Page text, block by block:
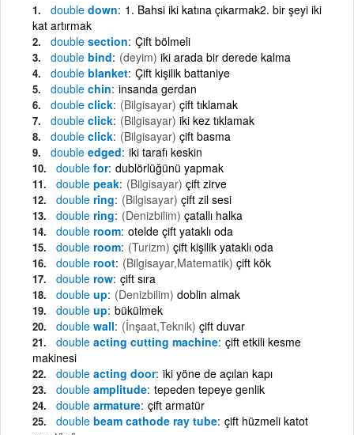
double down 1. Bahsi iki katına çıkarmak2. bir şeyi iki
kat artırmak
double section Çift bölmeli
double bind (deyim) iki arada bir derede kalma
double blanket Çift kişilik battaniye
double chin insanda gerdan
double click (Bilgisayar) çift tıklamak
double click (Bilgisayar) iki kez tıklamak
double click (Bilgisayar) çift basma
double edged iki tarafı keskin
double for dublörlüğünü yapmak
double peak (Bilgisayar) çift zirve
double ring (Bilgisayar) çift zil sesi
double ring (Denizbilim) çatallı halka
double room otelde çift yataklı oda
double room (Turizm) çift kişilik yataklı oda
double root (Bilgisayar,Matematik) çift kök
double row çift sıra
double up (Denizbilim) doblin almak
double up bükülmek
double wall (İnşaat,Teknik) çift duvar
double acting cutting machine çift etkili kesme
makinesi
double acting door iki yöne de açılan kapı
double amplitude tepeden tepeye genlik
double armature çift armatür
double beam cathode ray tube çift hüzmeli katot